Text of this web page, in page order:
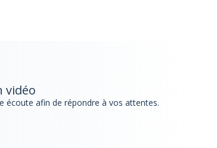
vidéo
écoute afin de répondre à vos attentes.